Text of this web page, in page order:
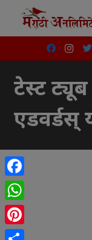
टेस्ट
एडवर्डस्
Facebook
WhatsApp
Pinterest